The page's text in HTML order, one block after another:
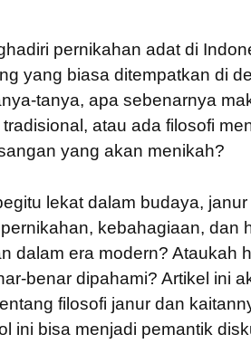
pernikahan adat di
yang biasa ditempatkan di
tanya, apa sebenarnya
atau ada filosofi
yang akan menikah?
lekat dalam budaya,
kebahagiaan, dan
dalam era modern? Ataukah
benar dipahami? Artikel ini
filosofi janur dan
ini bisa menjadi pemantik